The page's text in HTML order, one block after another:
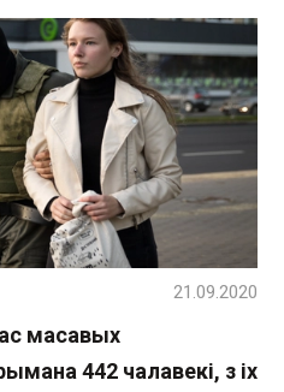
масавых
442 чалавекі, з іх
21.09.2020